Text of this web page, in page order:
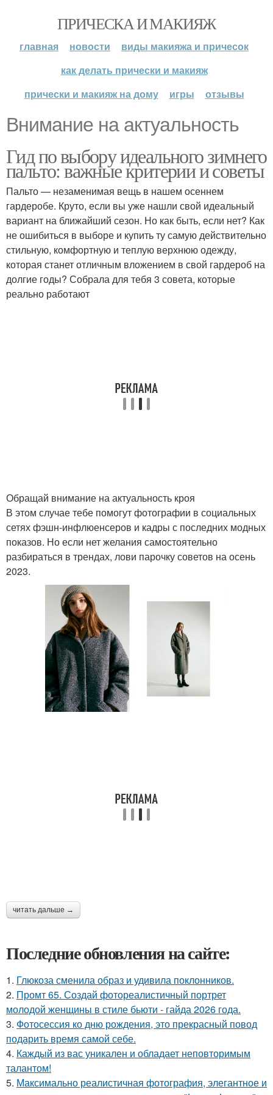
ПРИЧЕСКА И МАКИЯЖ
главная новости
виды макияжа и причесок
как делать прически и макияж
прически и макияж на дому
игры отзывы
Внимание на актуальность
Гид по выбору идеального зимнего
пальто: важные критерии и советы
Пальто — незаменимая вещь в нашем осеннем
гардеробе. Круто, если вы уже нашли свой идеальный
вариант на ближайший сезон. Но как быть, если нет? Как
не ошибиться в выборе и купить ту самую действительно
стильную, комфортную и теплую верхнюю одежду,
которая станет отличным вложением в свой гардероб на
долгие годы? Собрала для тебя 3 совета, которые
реально работают
Обращай внимание на актуальность кроя
В этом случае тебе помогут фотографии в социальных
сетях фэшн-инфлюенсеров и кадры с последних модных
показов. Но если нет желания самостоятельно
разбираться в трендах, лови парочку советов на осень
2023.
читать дальше →
Последние обновления на сайте:
1. Глюкоза сменила образ и удивила поклонников.
2. Промт 65. Создай фотореалистичный портрет
молодой женщины в стиле бьюти - гайда 2026 года.
3. Фотосессия ко дню рождения, это прекрасный повод
подарить время самой себе.
4. Каждый из вас уникален и обладает неповторимым
талантом!
5. Максимально реалистичная фотография, элегантное и